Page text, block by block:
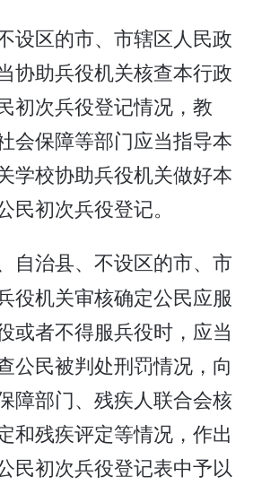
设区的市、市辖区人民政
协助兵役机关核查本行政
初次兵役登记情况，教
会保障等部门应当指导本
学校协助兵役机关做好本
民初次兵役登记。
自治县、不设区的市、市
役机关审核确定公民应服
或者不得服兵役时，应当
公民被判处刑罚情况，向
障部门、残疾人联合会核
和残疾评定等情况，作出
民初次兵役登记表中予以